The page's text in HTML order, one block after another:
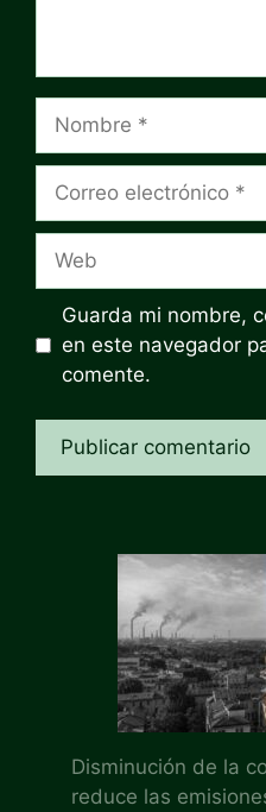
electrónico
Guarda mi nombre,
en este navegador
comente.
Disminución de la
reduce las